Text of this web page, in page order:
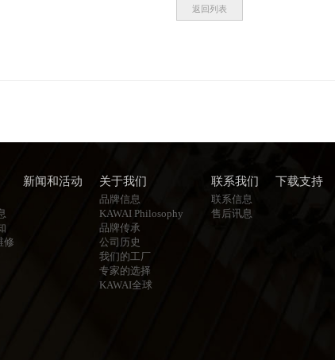
返回列表
修
新闻和活动 关于我们
品牌信息
KAWAI Philosophy
品牌传承
公司历史
我们的工厂
专家的选择
KAWAI全球
联系我们
联系信息
售后讯息
下载支持